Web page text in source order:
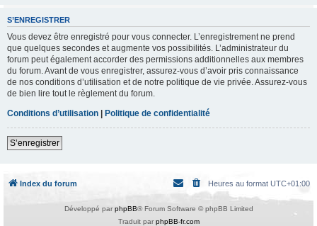
S’ENREGISTRER
Vous devez être enregistré pour vous connecter. L’enregistrement ne prend
que quelques secondes et augmente vos possibilités. L’administrateur du
forum peut également accorder des permissions additionnelles aux membres
du forum. Avant de vous enregistrer, assurez-vous d’avoir pris connaissance
de nos conditions d’utilisation et de notre politique de vie privée. Assurez-vous
de bien lire tout le règlement du forum.
Conditions d’utilisation | Politique de confidentialité
S’enregistrer
Index du forum Heures au format UTC+01:00
Développé par phpBB® Forum Software © phpBB Limited
Traduit par phpBB-fr.com